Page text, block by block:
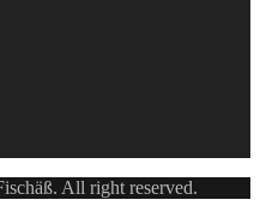
All right reserved.